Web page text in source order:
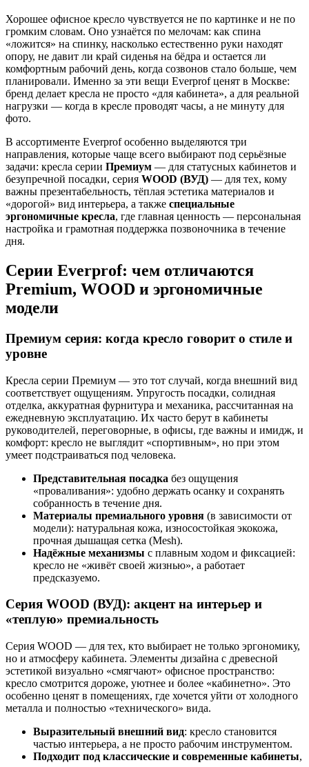
Хорошее офисное кресло чувствуется не по картинке и не по
громким словам. Оно узнаётся по мелочам: как спина
«ложится» на спинку, насколько естественно руки находят
опору, не давит ли край сиденья на бёдра и остается ли
комфортным рабочий день, когда созвонов стало больше, чем
планировали. Именно за эти вещи Everprof ценят в Москве:
бренд делает кресла не просто «для кабинета», а для реальной
нагрузки — когда в кресле проводят часы, а не минуту для
фото.
В ассортименте Everprof особенно выделяются три
направления, которые чаще всего выбирают под серьёзные
задачи: кресла серии Премиум — для статусных кабинетов и
безупречной посадки, серия WOOD (ВУД) — для тех, кому
важны презентабельность, тёплая эстетика материалов и
«дорогой» вид интерьера, а также специальные
эргономичные кресла, где главная ценность — персональная
настройка и грамотная поддержка позвоночника в течение
дня.
Серии Everprof: чем отличаются
Premium, WOOD и эргономичные
модели
Премиум серия: когда кресло говорит о стиле и
уровне
Кресла серии Премиум — это тот случай, когда внешний вид
соответствует ощущениям. Упругость посадки, солидная
отделка, аккуратная фурнитура и механика, рассчитанная на
ежедневную эксплуатацию. Их часто берут в кабинеты
руководителей, переговорные, в офисы, где важны и имидж, и
комфорт: кресло не выглядит «спортивным», но при этом
умеет подстраиваться под человека.
Представительная посадка без ощущения
«проваливания»: удобно держать осанку и сохранять
собранность в течение дня.
Материалы премиального уровня (в зависимости от
модели): натуральная кожа, износостойкая экокожа,
прочная дышащая сетка (Mesh).
Надёжные механизмы с плавным ходом и фиксацией:
кресло не «живёт своей жизнью», а работает
предсказуемо.
Серия WOOD (ВУД): акцент на интерьер и
«теплую» премиальность
Серия WOOD — для тех, кто выбирает не только эргономику,
но и атмосферу кабинета. Элементы дизайна с древесной
эстетикой визуально «смягчают» офисное пространство:
кресло смотрится дороже, уютнее и более «кабинетно». Это
особенно ценят в помещениях, где хочется уйти от холодного
металла и полностью «технического» вида.
Выразительный внешний вид: кресло становится
частью интерьера, а не просто рабочим инструментом.
Подходит под классические и современные кабинеты,